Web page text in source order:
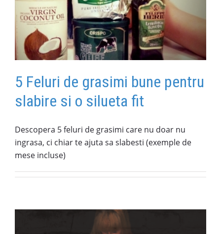
5 Feluri de grasimi bune pentru
slabire si o silueta fit
Descopera 5 feluri de grasimi care nu doar nu
ingrasa, ci chiar te ajuta sa slabesti (exemple de
mese incluse)